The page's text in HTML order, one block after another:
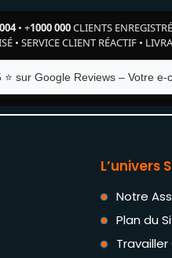
• +1000 000CLIENTS
• SERVICE CLIENT RÉACTIF •
⭐ sur Google Reviews – Votre
L’univers
Notre
Plan du